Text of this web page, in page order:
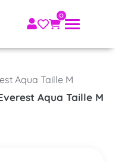
Aqua Taille M
Aqua Taille M